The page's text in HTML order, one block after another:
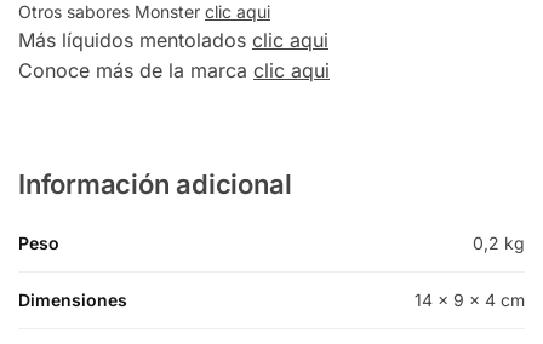
Otros sabores Monster clic aqui
Más líquidos mentolados clic aqui
Conoce más de la marca clic aqui
Información adicional
Peso 0,2 kg
Dimensiones 14 × 9 × 4 cm